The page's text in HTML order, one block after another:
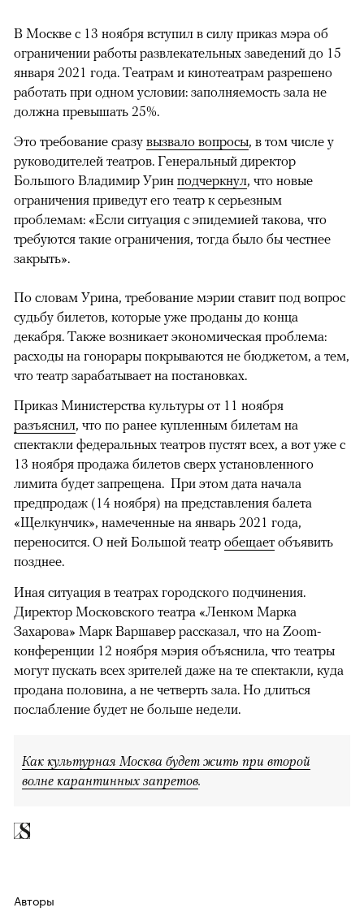
В Москве с 13 ноября вступил в силу приказ мэра об
ограничении работы развлекательных заведений до 15
января 2021 года. Театрам и кинотеатрам разрешено
работать при одном условии: заполняемость зала не
должна превышать 25%.
Это требование сразу вызвало вопросы, в том числе у
руководителей театров. Генеральный директор
Большого Владимир Урин подчеркнул, что новые
ограничения приведут его театр к серьезным
проблемам: «Если ситуация с эпидемией такова, что
требуются такие ограничения, тогда было бы честнее
закрыть».
По словам Урина, требование мэрии ставит под вопрос
судьбу билетов, которые уже проданы до конца
декабря. Также возникает экономическая проблема:
расходы на гонорары покрываются не бюджетом, а тем,
что театр зарабатывает на постановках.
Приказ Министерства культуры от 11 ноября
разъяснил, что по ранее купленным билетам на
спектакли федеральных театров пустят всех, а вот уже с
13 ноября продажа билетов сверх установленного
лимита будет запрещена. При этом дата начала
предпродаж (14 ноября) на представления балета
«Щелкунчик», намеченные на январь 2021 года,
переносится. О ней Большой театр обещает объявить
позднее.
00:00 / 00:00
Иная ситуация в театрах городского подчинения.
Директор Московского театра «Ленком Марка
Захарова» Марк Варшавер рассказал, что на Zoom-
конференции 12 ноября мэрия объяснила, что театры
могут пускать всех зрителей даже на те спектакли, куда
продана половина, а не четверть зала. Но длиться
послабление будет не больше недели.
Как культурная Москва будет жить при второй
волне карантинных запретов.
Авторы